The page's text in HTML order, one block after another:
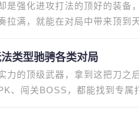
是强化进攻打法的顶好的装备
拉满，就能在对局中带来顶
类型驰骋各类对局
力的顶级武器，拿到这把刀之
、闯关BOSS，都能找到专